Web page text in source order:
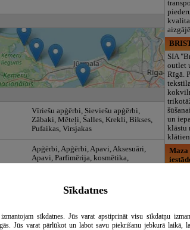
Vīriešu apģērbi, Sieviešu apģērbi,
Zābaki, Mēteļi, Šalles, Krekli, Bikses,
Pufaikas, Virsjakas
Apģērbi, Apģērbi, Apavi, Aksesuāri,
Apavi, Parfimērija, kosmētika,
Amatnieku darinājumi, meizstardarbi,
izstrādājumi, Virsjakas
Vīriešu apģērbi, Sieviešu apģērbi,
Mēteļi, Krekli, T-krekli, Bikses, Jakas,
SIA
outlet
Rīgā.
un
klāstu
Maza
līdz 6
Sīkdatnes
sīkdatnes. Jūs varat apstiprināt visu sīkdatņu
Jūs varat pārlūkot un labot savu piekrišanu jebkurā laikā,